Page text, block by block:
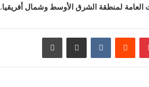
لمنطقة الشرق الأوسط وشمال أفريقيا.
بينتيريست مشاركة عبر البريد طباعة